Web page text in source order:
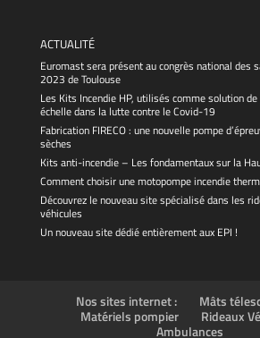
ACTUALITÉ
Euromast sera présent au congrès national des
2023 de Toulouse
Les Kits Incendie HP, utilisés comme solution
échelle dans la lutte contre le Covid-19
Fabrication FIRECO : une nouvelle pompe
sèches
Kits anti-incendie – Les fondamentaux sur la
Comment choisir une motopompe incendie
Découvrez le nouveau site spécialisé dans les
véhicules
Un nouveau site dédié entièrement aux EPI !
Nos sites internet :
Mâts
Matériels pompier
Rideaux
Ambulances